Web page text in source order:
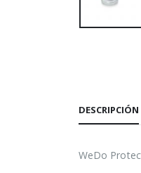
DESCRIPCIÓN
WeDo